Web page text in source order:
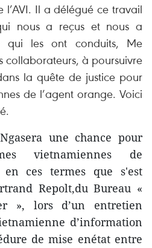
l’AVI. Il a délégué ce travail
nous a reçus et nous a
qui les ont conduits, Me
collaborateurs, à poursuivre
la quête de justice pour
de l’agent orange. Voici
une chance pour
vietnamiennes de
en ces termes que s'est
Repolt,du Bureau «
», lors d’un entretien
d’information
de mise enétat entre